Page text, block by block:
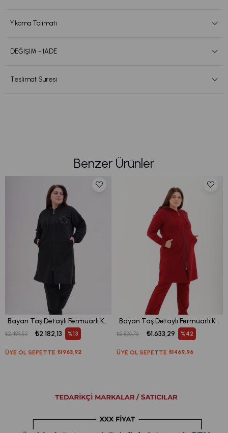
Yıkama Talimatı
DEĞİŞİM - İADE
Teslimat Süresi
Benzer Ürünler
Bayan Taş Detaylı Fermuarlı Kapüşonlu Tesettür Battal Eşofman Takımı
ÜYE OL SEPETTE ₺1963,92
₺2.182,13
₺2.499,53 %13
Bayan Taş Detaylı Fermuarlı Kapüşonlu Tesettür Battal Eşofman Takımı
ÜYE OL SEPETTE ₺1469,96
₺1.633,29
₺2.836,76 %42